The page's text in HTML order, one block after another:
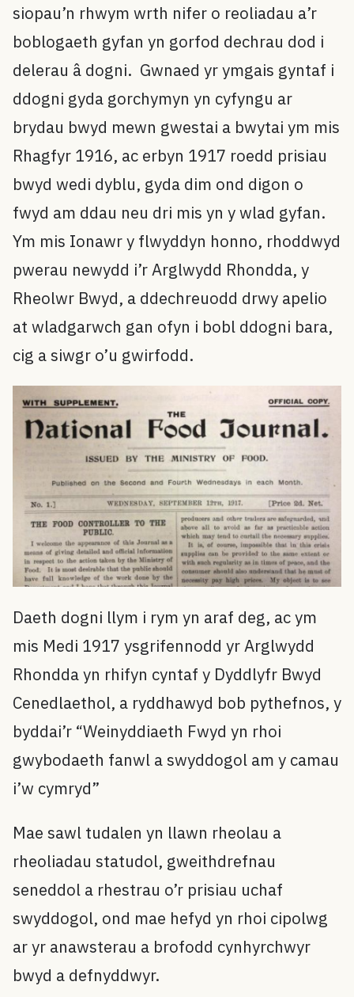
siopau’n rhwym wrth nifer o reoliadau a’r
boblogaeth gyfan yn gorfod dechrau dod i
delerau â dogni. Gwnaed yr ymgais gyntaf i
ddogni gyda gorchymyn yn cyfyngu ar
brydau bwyd mewn gwestai a bwytai ym mis
Rhagfyr 1916, ac erbyn 1917 roedd prisiau
bwyd wedi dyblu, gyda dim ond digon o
fwyd am ddau neu dri mis yn y wlad gyfan.
Ym mis Ionawr y flwyddyn honno, rhoddwyd
pwerau newydd i’r Arglwydd Rhondda, y
Rheolwr Bwyd, a ddechreuodd drwy apelio
at wladgarwch gan ofyn i bobl ddogni bara,
cig a siwgr o’u gwirfodd.
Daeth dogni llym i rym yn araf deg, ac ym
mis Medi 1917 ysgrifennodd yr Arglwydd
Rhondda yn rhifyn cyntaf y Dyddlyfr Bwyd
Cenedlaethol, a ryddhawyd bob pythefnos, y
byddai’r “Weinyddiaeth Fwyd yn rhoi
gwybodaeth fanwl a swyddogol am y camau
i’w cymryd”
Mae sawl tudalen yn llawn rheolau a
rheoliadau statudol, gweithdrefnau
seneddol a rhestrau o’r prisiau uchaf
swyddogol, ond mae hefyd yn rhoi cipolwg
ar yr anawsterau a brofodd cynhyrchwyr
bwyd a defnyddwyr.